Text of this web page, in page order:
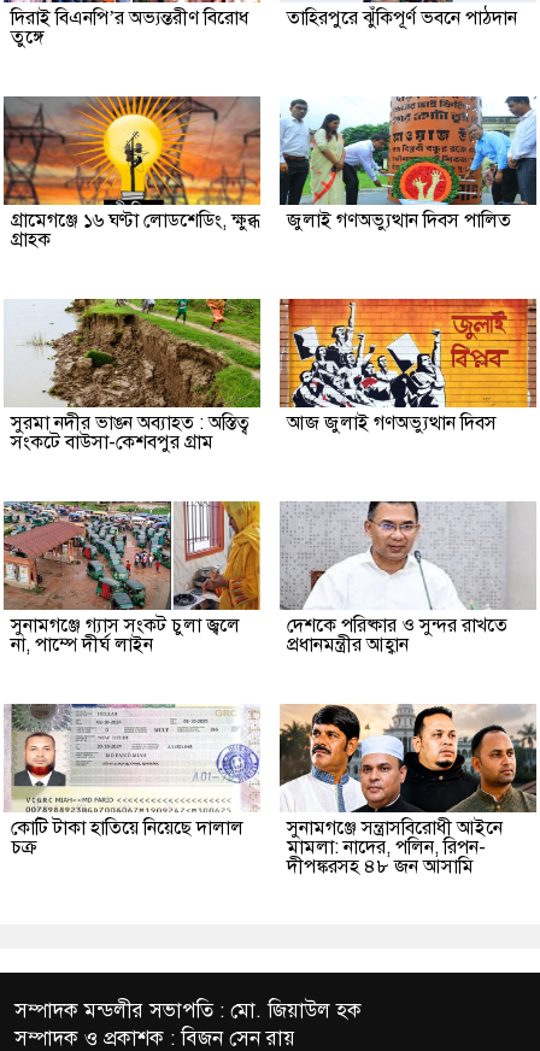
দিরাই বিএনপি’র অভ্যন্তরীণ বিরোধ
তুঙ্গে
তাহিরপুরে ঝুঁকিপূর্ণ ভবনে পাঠদান
গ্রামেগঞ্জে ১৬ ঘণ্টা লোডশেডিং, ক্ষুব্ধ
গ্রাহক
জুলাই গণঅভ্যুত্থান দিবস পালিত
সুরমা নদীর ভাঙন অব্যাহত : অস্তিত্ব
সংকটে বাউসা-কেশবপুর গ্রাম
আজ জুলাই গণঅভ্যুত্থান দিবস
সুনামগঞ্জে গ্যাস সংকট চুলা জ্বলে
না, পাম্পে দীর্ঘ লাইন
দেশকে পরিষ্কার ও সুন্দর রাখতে
প্রধানমন্ত্রীর আহ্বান
কোটি টাকা হাতিয়ে নিয়েছে দালাল
চক্র
‎সুনামগঞ্জে সন্ত্রাসবিরোধী আইনে
মামলা: নাদের, পলিন, রিপন-
দীপঙ্করসহ ৪৮ জন আসামি
সম্পাদক মন্ডলীর সভাপতি : মো. জিয়াউল হক
সম্পাদক ও প্রকাশক : বিজন সেন রায়